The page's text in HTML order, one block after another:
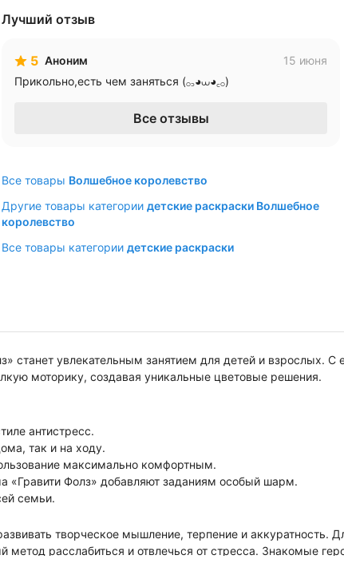
Лучший отзыв
5 Аноним
15 июня
Прикольно,есть чем заняться (𓂂꜆◕⩊◕꜀𓂂)
Все отзывы
Все товары Волшебное королевство
Другие товары категории детские раскраски Волшебное
королевство
Все товары категории детские раскраски
станет увлекательным занятием для детей и взрослых.
моторику, создавая уникальные цветовые решения.
антистресс.
так и на ходу.
максимально комфортным.
Фолз» добавляют заданиям особый шарм.
семьи.
творческое мышление, терпение и аккуратность.
расслабиться и отвлечься от стресса. Знакомые